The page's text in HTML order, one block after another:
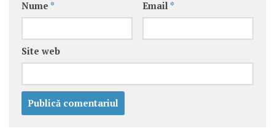
Nume * Email *
Site web